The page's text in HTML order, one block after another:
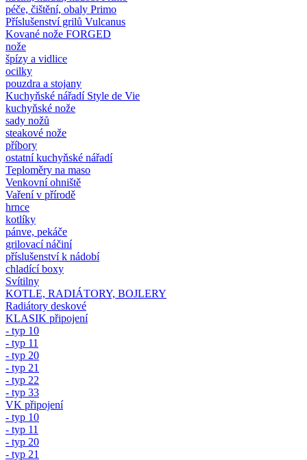
péče, čištění, obaly Primo
Příslušenství grilů Vulcanus
Kované nože FORGED
nože
špízy a vidlice
ocilky
pouzdra a stojany
Kuchyňské nářadí Style de Vie
kuchyňské nože
sady nožů
steakové nože
příbory
ostatní kuchyňské nářadí
Teploměry na maso
Venkovní ohniště
Vaření v přírodě
hrnce
kotlíky
pánve, pekáče
grilovací náčiní
příslušenství k nádobí
chladící boxy
Svítilny
KOTLE, RADIÁTORY, BOJLERY
Radiátory deskové
KLASIK připojení
- typ 10
- typ 11
- typ 20
- typ 21
- typ 22
- typ 33
VK připojení
- typ 10
- typ 11
- typ 20
- typ 21